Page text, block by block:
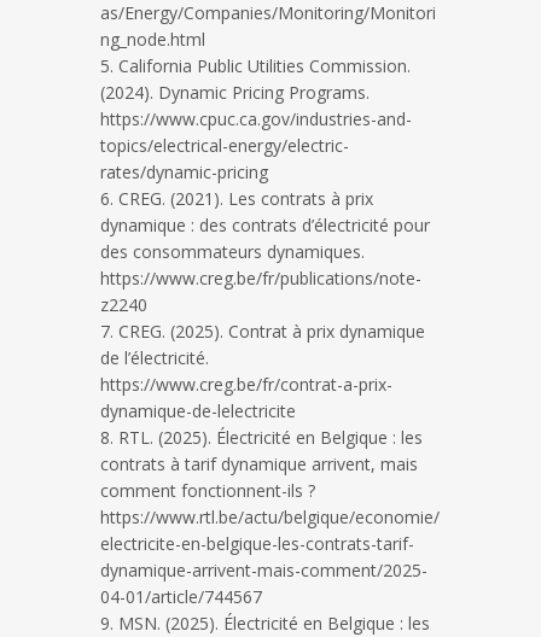
as/Energy/Companies/Monitoring/Monitori
ng_node.html
California Public Utilities Commission.
(2024). Dynamic Pricing Programs.
https://www.cpuc.ca.gov/industries-and-
topics/electrical-energy/electric-
rates/dynamic-pricing
CREG. (2021). Les contrats à prix
dynamique : des contrats d’électricité pour
des consommateurs dynamiques.
https://www.creg.be/fr/publications/note-
z2240
CREG. (2025). Contrat à prix dynamique
de l’électricité.
https://www.creg.be/fr/contrat-a-prix-
dynamique-de-lelectricite
RTL. (2025). Électricité en Belgique : les
contrats à tarif dynamique arrivent, mais
comment fonctionnent-ils ?
https://www.rtl.be/actu/belgique/economie/
electricite-en-belgique-les-contrats-tarif-
dynamique-arrivent-mais-comment/2025-
04-01/article/744567
MSN. (2025). Électricité en Belgique : les